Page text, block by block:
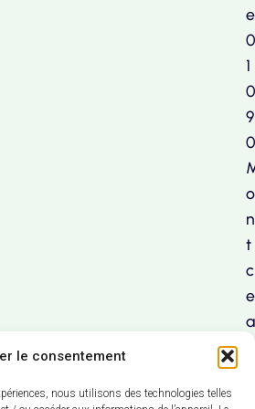
le consentement
nous utilisons des technologies telles
e
0
1
0
9
0
o
n
t
c
e
a